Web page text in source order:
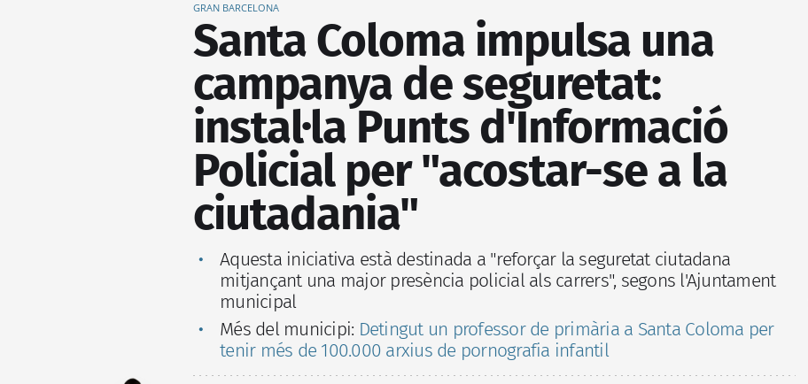
GRAN BARCELONA
Santa Coloma impulsa una
campanya de seguretat:
instal·la Punts d'Informació
Policial per "acostar-se a la
ciutadania"
Aquesta iniciativa està destinada a "reforçar la seguretat ciutadana
mitjançant una major presència policial als carrers", segons l'Ajuntament
municipal
Més del municipi: Detingut un professor de primària a Santa Coloma per
tenir més de 100.000 arxius de pornografia infantil